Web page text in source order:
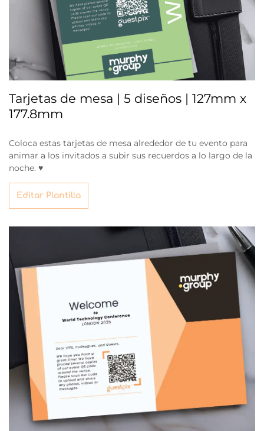
Tarjetas de mesa | 5 diseños | 127mm x
177.8mm
Coloca estas tarjetas de mesa alrededor de tu evento para
animar a los invitados a subir sus recuerdos a lo largo de la
noche. ♥
Editar Plantilla